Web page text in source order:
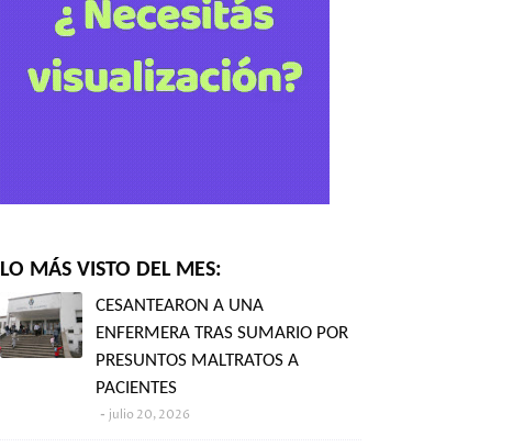
LO MÁS VISTO DEL MES:
CESANTEARON A UNA
ENFERMERA TRAS SUMARIO POR
PRESUNTOS MALTRATOS A
PACIENTES
julio 20, 2026